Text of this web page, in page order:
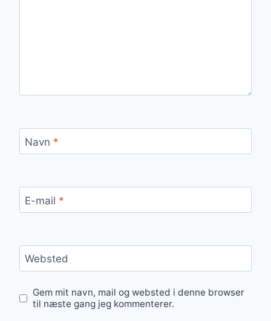
Navn *
E-mail *
Websted
Gem mit navn, mail og websted i denne browser
til næste gang jeg kommenterer.